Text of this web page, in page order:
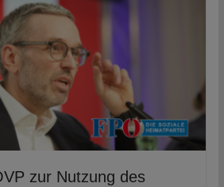
zur Nutzung des